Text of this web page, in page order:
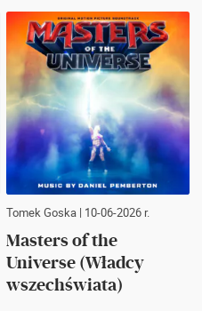
Tomek Goska| 10-06-2026 r.
Masters of the
Universe (Władcy
wszechświata)